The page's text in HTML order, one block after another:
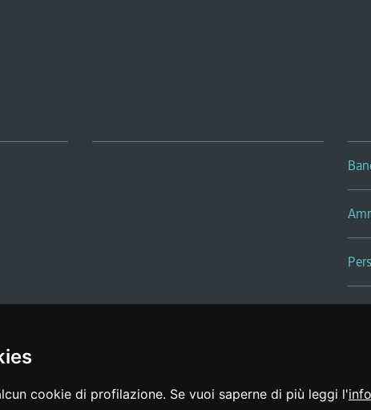
cookie di profilazione. Se vuoi saperne di più leggi l'
di accessibilità | feedback